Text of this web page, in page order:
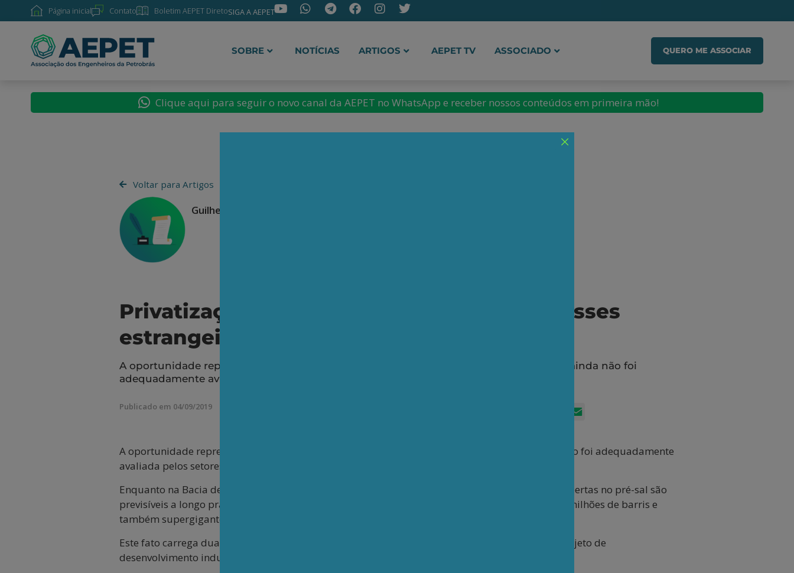
Página inicial Contato Boletim AEPET DiretoSIGA A AEPET
SOBRE NOTÍCIAS ARTIGOS AEPET TV ASSOCIADO QUERO ME ASSOCIAR
Clique aqui para seguir o novo canal da AEPET no WhatsApp e receber nossos conteúdos em primeira mão!
Voltar para Artigos
Guilherme Estrella
Privatização de ativos da Petrobrás: interesses
estrangeiros poderosos
A oportunidade representada pelo pré-sal para o desenvolvimento industrial brasileiro ainda não foi
adequadamente avaliada pelos setores decis?
Publicado em 04/09/2019 FacebookLinkedIn
A oportunidade representada pelo pré-sal para o desenvolvimento industrial brasileiro ainda não foi adequadamente
avaliada pelos setores decisórios nacionais.
Enquanto na Bacia de Campos o processo exploratório exibia riscos, ainda que baixos, as descobertas no pré-sal são
previsíveis a longo prazo, e de grandes campos, muitos gigantes com reservas maiores que 500 milhões de barris e
também supergigantes, como Lula, com mais de 5 bilhões de barris.
Este fato carrega duas oportunidades extraordinárias e imprescindíveis para se elaborar um projeto de
desenvolvimento industrial para qualquer país: